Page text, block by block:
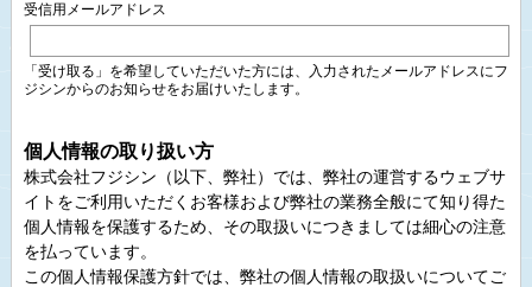
受信用メールアドレス
「受け取る」を希望していただいた方には、入力されたメールアドレスにフ
ジシンからのお知らせをお届けいたします。
個人情報の取り扱い方
株式会社フジシン（以下、弊社）では、弊社の運営するウェブサ
イトをご利用いただくお客様および弊社の業務全般にて知り得た
個人情報を保護するため、その取扱いにつきましては細心の注意
を払っています。
この個人情報保護方針では、弊社の個人情報の取扱いについてご